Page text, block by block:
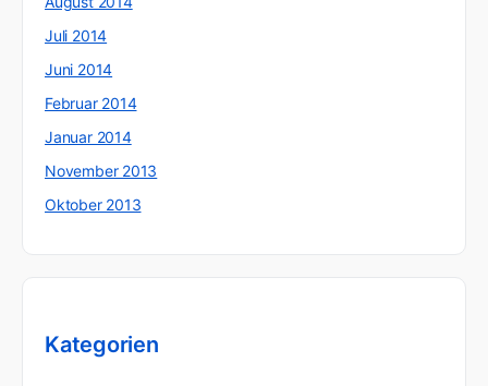
Juli 2014
Juni 2014
Februar 2014
Januar 2014
November 2013
Oktober 2013
Kategorien